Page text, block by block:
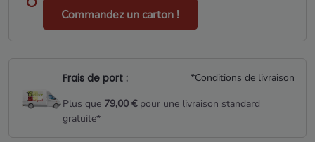
Commandez un carton !
Frais de port :
*Conditions de livraison
Plus que 79,00 €pour une livraison standard
gratuite*